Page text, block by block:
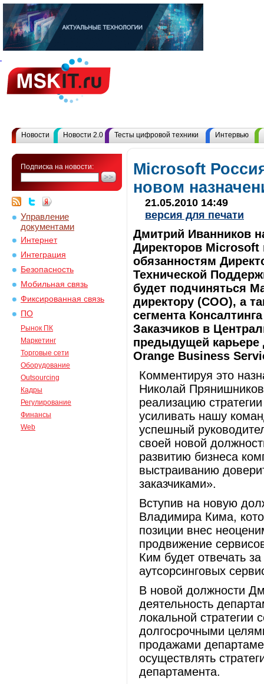
Новости Новости 2.0 Тесты цифровой техники Интервью
Подписка на новости:
Управление
документами
Интернет
Интеграция
Безопасность
Мобильная связь
Фиксированная связь
ПО
Рынок ПК
Маркетинг
Торговые сети
Оборудование
Outsourcing
Кадры
Регулирование
Финансы
Web
Microsoft
новом
21.05.2010 14:49
версия для печати
Дмитрий Иванников
Директоров Microsoft
обязанностям
Технической
будет подчиняться
директору (COO), а
сегмента
Заказчиков в
предыдущей карьере
Orange Business
Комментируя это
Николай
реализацию
усиливать нашу
успешный
своей новой
развитию бизнеса
выстраиванию
заказчиками».
Вступив на новую
Владимира Кима,
позиции внес
продвижение
Ким будет отвечать
аутсорсинговых
В новой должности
деятельность
локальной стратегии
долгосрочными
продажами
осуществлять
департамента.